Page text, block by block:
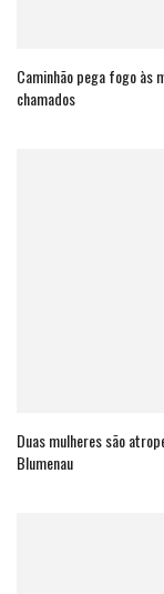
Caminhão pega fogo às
chamados
Duas mulheres são
Blumenau